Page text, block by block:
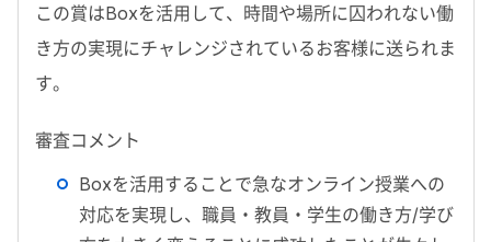
この賞はBoxを活用して、時間や場所に囚われない働
き方の実現にチャレンジされているお客様に送られま
す。
審査コメント
Boxを活用することで急なオンライン授業への
対応を実現し、職員・教員・学生の働き方/学び